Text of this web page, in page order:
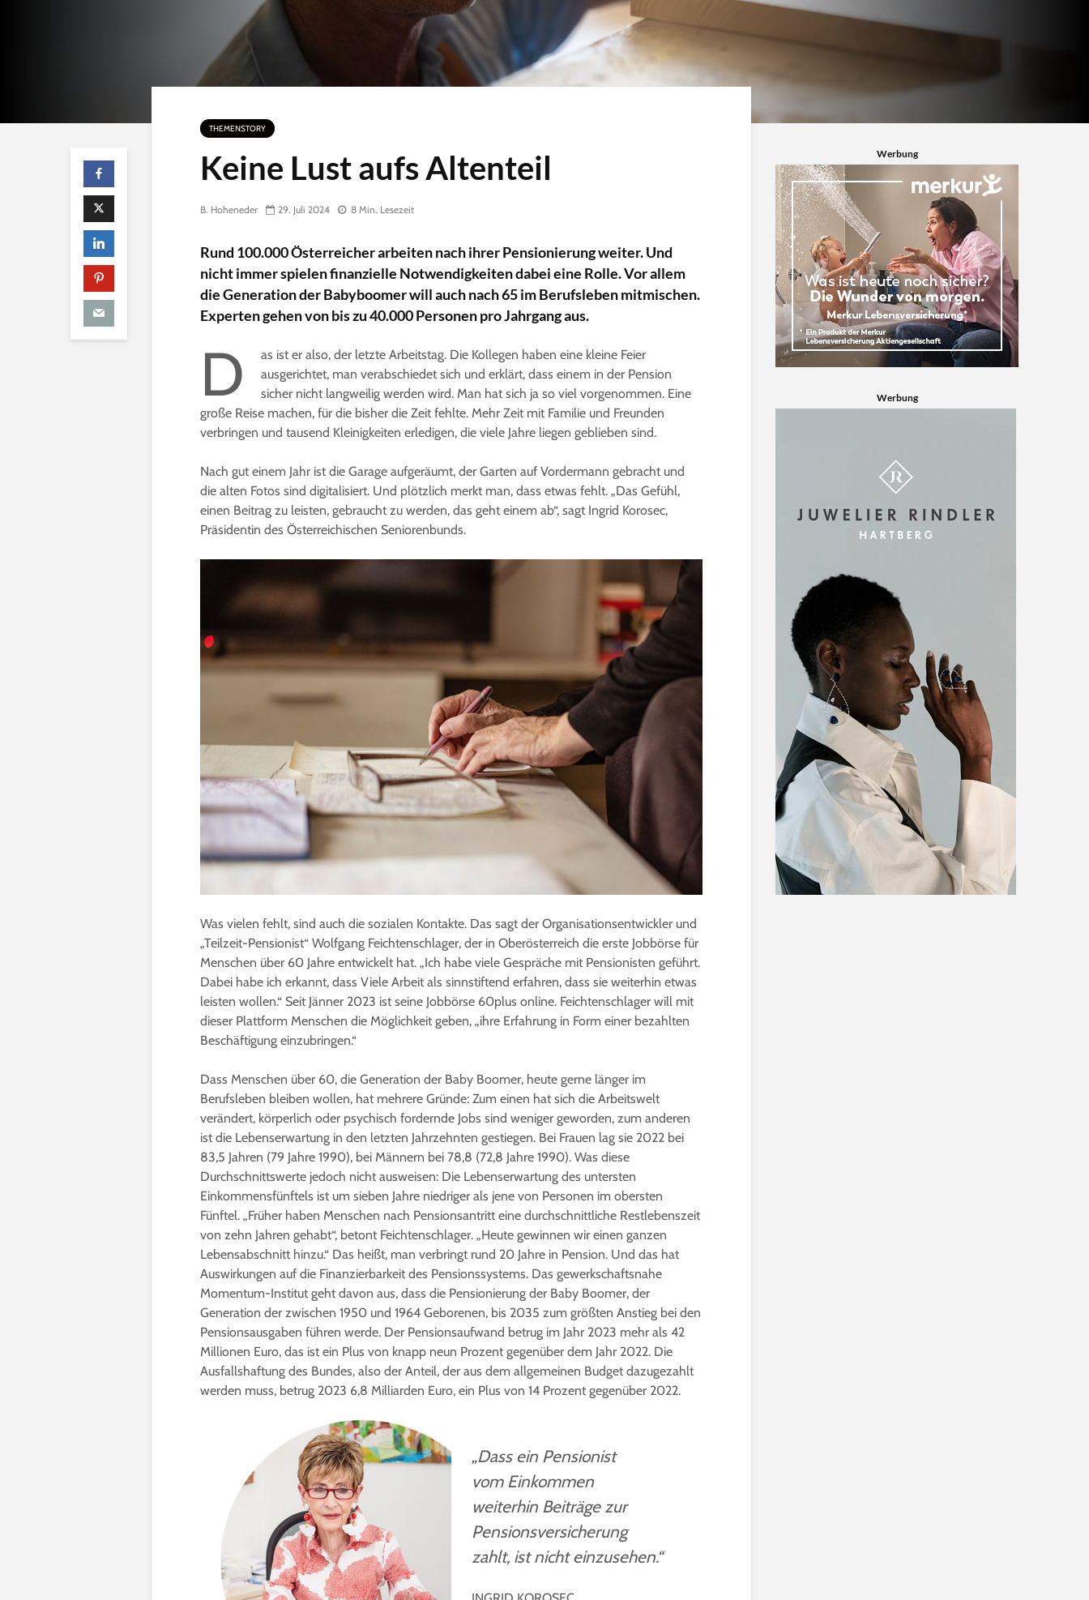
THEMENSTORY
Keine Lust aufs Altenteil
B. Hoheneder 29. Juli 2024 8 Min. Lesezeit
Rund 100.000 Österreicher arbeiten nach ihrer Pensionierung weiter. Und
nicht immer spielen finanzielle Notwendigkeiten dabei eine Rolle. Vor allem
die Generation der Babyboomer will auch nach 65 im Berufsleben mitmischen.
Experten gehen von bis zu 40.000 Personen pro Jahrgang aus.
D
as ist er also, der letzte Arbeitstag. Die Kollegen haben eine kleine Feier
ausgerichtet, man verabschiedet sich und erklärt, dass einem in der Pension
sicher nicht langweilig werden wird. Man hat sich ja so viel vorgenommen. Eine
große Reise machen, für die bisher die Zeit fehlte. Mehr Zeit mit Familie und Freunden
verbringen und tausend Kleinigkeiten erledigen, die viele Jahre liegen geblieben sind.
Nach gut einem Jahr ist die Garage aufgeräumt, der Garten auf Vordermann gebracht und
die alten Fotos sind digitalisiert. Und plötzlich merkt man, dass etwas fehlt. „Das Gefühl,
einen Beitrag zu leisten, gebraucht zu werden, das geht einem ab“, sagt Ingrid Korosec,
Präsidentin des Österreichischen Seniorenbunds.
Was vielen fehlt, sind auch die sozialen Kontakte. Das sagt der Organisationsentwickler und
„Teilzeit-Pensionist“ Wolfgang Feichtenschlager, der in Oberösterreich die erste Jobbörse für
Menschen über 60 Jahre entwickelt hat. „Ich habe viele Gespräche mit Pensionisten geführt.
Dabei habe ich erkannt, dass Viele Arbeit als sinnstiftend erfahren, dass sie weiterhin etwas
leisten wollen.“ Seit Jänner 2023 ist seine Jobbörse 60plus online. Feichtenschlager will mit
dieser Plattform Menschen die Möglichkeit geben, „ihre Erfahrung in Form einer bezahlten
Beschäftigung einzubringen.“
Dass Menschen über 60, die Generation der Baby Boomer, heute gerne länger im
Berufsleben bleiben wollen, hat mehrere Gründe: Zum einen hat sich die Arbeitswelt
verändert, körperlich oder psychisch fordernde Jobs sind weniger geworden, zum anderen
ist die Lebenserwartung in den letzten Jahrzehnten gestiegen. Bei Frauen lag sie 2022 bei
83,5 Jahren (79 Jahre 1990), bei Männern bei 78,8 (72,8 Jahre 1990). Was diese
Durchschnittswerte jedoch nicht ausweisen: Die Lebenserwartung des untersten
Einkommensfünftels ist um sieben Jahre niedriger als jene von Personen im obersten
Fünftel. „Früher haben Menschen nach Pensionsantritt eine durchschnittliche Restlebenszeit
von zehn Jahren gehabt“, betont Feichtenschlager. „Heute gewinnen wir einen ganzen
Lebensabschnitt hinzu.“ Das heißt, man verbringt rund 20 Jahre in Pension. Und das hat
Auswirkungen auf die Finanzierbarkeit des Pensionssystems. Das gewerkschaftsnahe
Momentum-Institut geht davon aus, dass die Pensionierung der Baby Boomer, der
Generation der zwischen 1950 und 1964 Geborenen, bis 2035 zum größten Anstieg bei den
Pensionsausgaben führen werde. Der Pensionsaufwand betrug im Jahr 2023 mehr als 42
Millionen Euro, das ist ein Plus von knapp neun Prozent gegenüber dem Jahr 2022. Die
Ausfallshaftung des Bundes, also der Anteil, der aus dem allgemeinen Budget dazugezahlt
werden muss, betrug 2023 6,8 Milliarden Euro, ein Plus von 14 Prozent gegenüber 2022.
„Dass ein Pensionist
vom Einkommen
weiterhin Beiträge zur
Pensionsversicherung
zahlt, ist nicht einzusehen.“
Werbung
Werbung